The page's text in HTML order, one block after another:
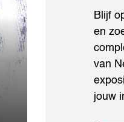
Blijf
en
van
jouw